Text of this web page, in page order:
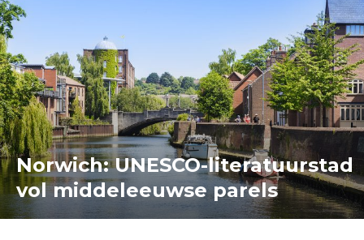
Norwich: UNESCO-literatuurstad
vol middeleeuwse parels